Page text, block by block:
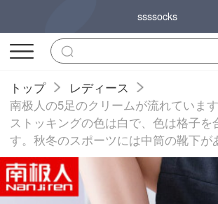
ssssocks
トップ
レディース
南极人の5足のクリームが流れていま
ストッキングの色は白で、色は格子を
す。秋冬のスポーツには中筒の靴下が